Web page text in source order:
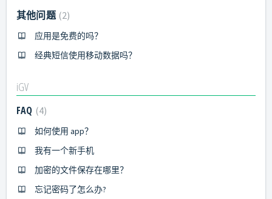
其他问题 2
应用是免费的吗？
经典短信使用移动数据吗？
iGV
FAQ 4
如何使用 app？
我有一个新手机
加密的文件保存在哪里？
忘记密码了怎么办?